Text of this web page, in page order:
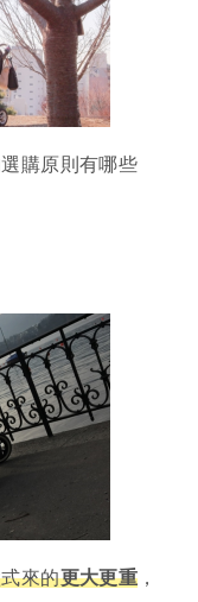
購原則有哪些
來的更大更重 ，